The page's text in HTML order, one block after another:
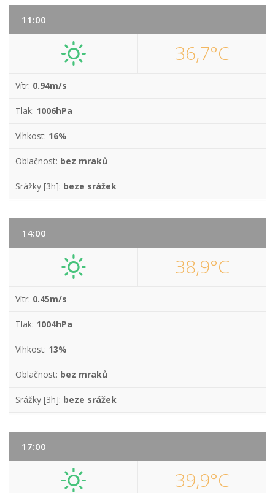
11:00
36,7°C
Vítr: 0.94m/s
Tlak: 1006hPa
Vlhkost: 16%
Oblačnost: bez mraků
Srážky [3h]: beze srážek
14:00
38,9°C
Vítr: 0.45m/s
Tlak: 1004hPa
Vlhkost: 13%
Oblačnost: bez mraků
Srážky [3h]: beze srážek
17:00
39,9°C